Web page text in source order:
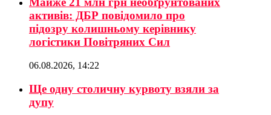
активів: ДБР повідомило про
підозру колишньому керівнику
логістики Повітряних Сил
06.08.2026, 14:22
Ще одну столичну курвоту взяли за
дупу